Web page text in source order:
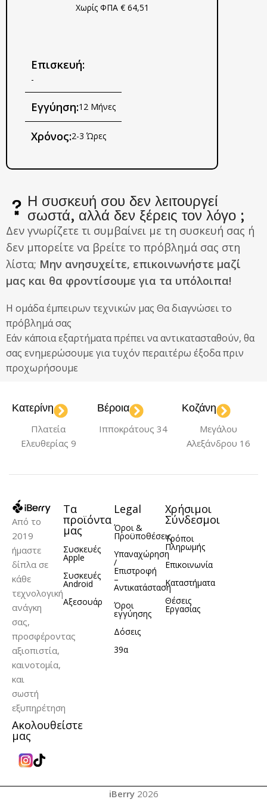
Χωρίς ΦΠΑ € 64,51
Επισκευή:
-
Εγγύηση:12 Μήνες
Χρόνος:2-3 Ώρες
Η συσκευή σου δεν λειτουργεί
σωστά, αλλά δεν ξέρεις τον λόγο ;
Δεν γνωρίζετε τι συμβαίνει με τη συσκευή σας ή
δεν μπορείτε να βρείτε το πρόβλημά σας στη
λίστα; Μην ανησυχείτε, επικοινωνήστε μαζί
μας και θα φροντίσουμε για τα υπόλοιπα!
Η ομάδα έμπειρων τεχνικών μας Θα διαγνώσει το
πρόβλημά σας
Εάν κάποια εξαρτήματα πρέπει να αντικατασταθούν, θα
σας ενημερώσουμε για τυχόν περαιτέρω έξοδα πριν
προχωρήσουμε
Κατερίνη
Πλατεία
Ελευθερίας 9
Βέροια
Ιπποκράτους 34
Κοζάνη
Μεγάλου
Αλεξάνδρου 16
Από το
2019
ήμαστε
δίπλα σε
κάθε
τεχνολογική
ανάγκη
σας,
προσφέροντας
αξιοπιστία,
καινοτομία,
και
σωστή
εξυπηρέτηση
Ακολουθείστε
μας
Τα
προϊόντα
μας
Συσκευές
Apple
Συσκευές
Android
Αξεσουάρ
Legal
Όροι &
Προϋποθέσεις
Υπαναχώρηση
/
Επιστροφή
–
Αντικατάσταση
Όροι
εγγύησης
Δόσεις
39α
Χρήσιμοι
Σύνδεσμοι
Τρόποι
Πληρωμής
Επικοινωνία
Καταστήματα
Θέσεις
Εργασίας
iBerry 2026